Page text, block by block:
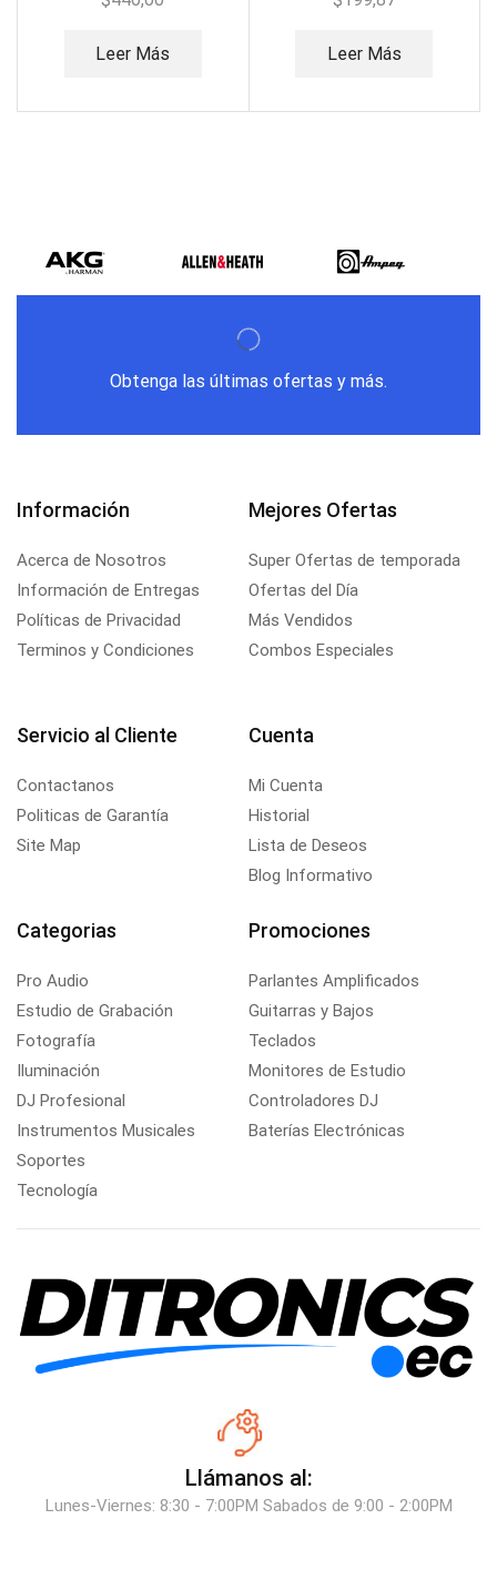
Leer Más Leer Más
Obtenga las últimas ofertas y más.
Información
Acerca de Nosotros
Información de Entregas
Políticas de Privacidad
Terminos y Condiciones
Mejores Ofertas
Super Ofertas de temporada
Ofertas del Día
Más Vendidos
Combos Especiales
Servicio al Cliente
Contactanos
Politicas de Garantía
Site Map
Cuenta
Mi Cuenta
Historial
Lista de Deseos
Blog Informativo
Categorias
Pro Audio
Estudio de Grabación
Fotografía
Iluminación
DJ Profesional
Instrumentos Musicales
Soportes
Tecnología
Promociones
Parlantes Amplificados
Guitarras y Bajos
Teclados
Monitores de Estudio
Controladores DJ
Baterías Electrónicas
Llámanos al:
Lunes-Viernes: 8:30 - 7:00PM Sabados de 9:00 - 2:00PM